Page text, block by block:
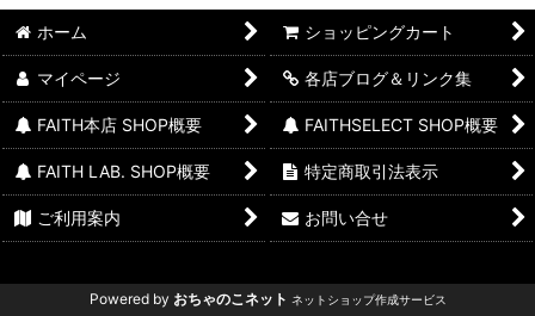
ホーム ショッピングカート
マイページ 各店ブログ＆リンク集
FAITH本店 SHOP概要 FAITHSELECT SHOP概要
FAITH LAB. SHOP概要 特定商取引法表示
ご利用案内 お問い合せ
Powered by おちゃのこネット ネットショップ作成サービス